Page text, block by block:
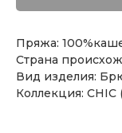
Пряжа:
Страна
Вид изделия:
Коллекция: CHIC